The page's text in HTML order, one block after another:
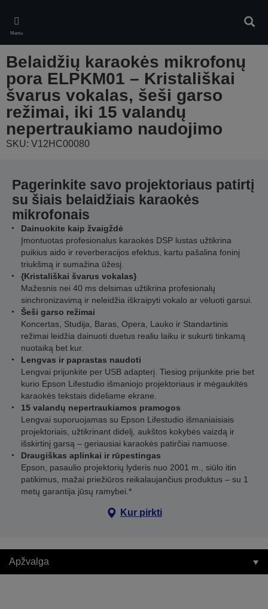
main
content
Meniu
Belaidžių karaokės mikrofonų
pora ELPKM01 – Kristališkai
švarus vokalas, šeši garso
režimai, iki 15 valandų
nepertraukiamo naudojimo
SKU: V12HC00080
Pagerinkite savo projektoriaus patirtį
su šiais belaidžiais karaokės
mikrofonais
Dainuokite kaip žvaigždė
Įmontuotas profesionalus karaokės DSP lustas užtikrina
puikius aido ir reverberacijos efektus, kartu pašalina foninį
triukšmą ir sumažina ūžesį.
{Kristališkai švarus vokalas}
Mažesnis nei 40 ms delsimas užtikrina profesionalų
sinchronizavimą ir neleidžia iškraipyti vokalo ar vėluoti garsui.
Šeši garso režimai
Koncertas, Studija, Baras, Opera, Lauko ir Standartinis
režimai leidžia dainuoti duetus realiu laiku ir sukurti tinkamą
nuotaiką bet kur.
Lengvas ir paprastas naudoti
Lengvai prijunkite per USB adapterį. Tiesiog prijunkite prie bet
kurio Epson Lifestudio išmaniojo projektoriaus ir mėgaukitės
karaokės tekstais dideliame ekrane.
15 valandų nepertraukiamos pramogos
Lengvai suporuojamas su Epson Lifestudio išmaniaisiais
projektoriais, užtikrinant didelį, aukštos kokybės vaizdą ir
išskirtinį garsą – geriausiai karaokės patirčiai namuose.
Draugiškas aplinkai ir rūpestingas
Epson, pasaulio projektorių lyderis nuo 2001 m., siūlo itin
patikimus, mažai priežiūros reikalaujančius produktus – su 1
metų garantija jūsų ramybei.*
Kur pirkti
Apžvalga